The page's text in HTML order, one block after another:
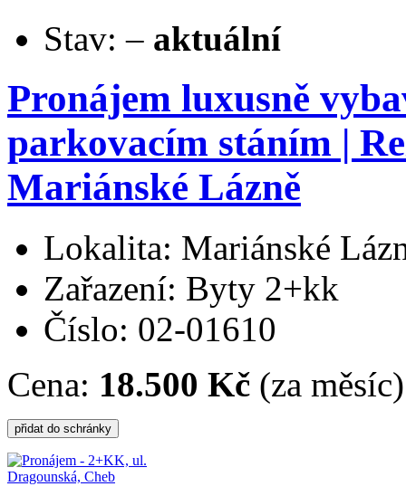
Stav: – aktuální
Pronájem luxusně
parkovacím stáním |
Mariánské Lázně
Lokalita: Mariánské
Zařazení: Byty 2+kk
Číslo: 02-01610
Cena: 18.500 Kč (za měsíc)